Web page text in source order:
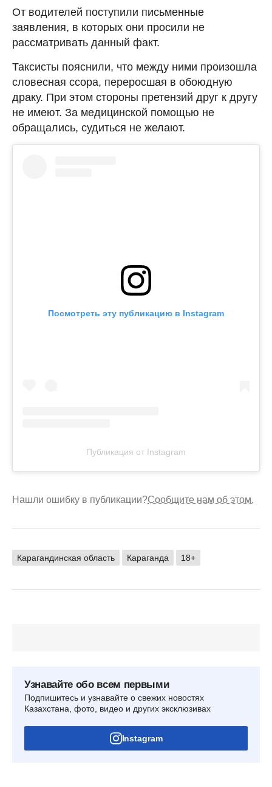
От водителей поступили письменные
заявления, в которых они просили не
рассматривать данный факт.
Таксисты пояснили, что между ними произошла
словесная ссора, переросшая в обоюдную
драку. При этом стороны претензий друг к другу
не имеют. За медицинской помощью не
обращались, судиться не желают.
Посмотреть эту публикацию в Instagram
Публикация от Instagram
Нашли ошибку в публикации?Сообщите нам об этом.
Карагандинская область Караганда 18+
Узнавайте обо всем первыми
Подпишитесь и узнавайте о свежих новостях
Казахстана, фото, видео и других эксклюзивах
Instagram